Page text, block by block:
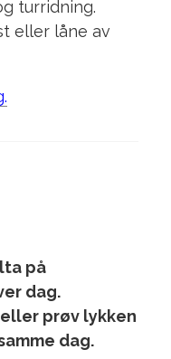
turridning.
eller låne av
på
dag.
prøv lykken
dag.